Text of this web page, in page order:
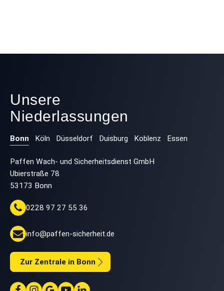
Unsere
Niederlassungen
Bonn Köln Düsseldorf Duisburg Koblenz Essen
Paffen Wach- und Sicherheitsdienst GmbH
Ubierstraße 78
53173 Bonn
0228 97 27 55 36
info@paffen-sicherheit.de
Zur Zentrale in Bonn